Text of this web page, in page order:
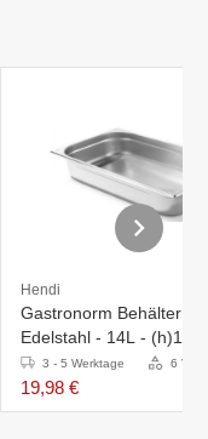
Hendi
Gastronorm Behälter 1/
Edelstahl - 14L -
3 - 5 Werktage 6
19,98 €